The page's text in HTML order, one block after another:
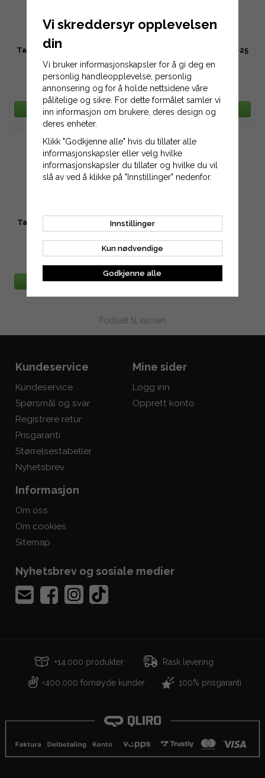
Tannreim HTD 1064-8M-20
884 kr
LEGG TIL HANDLEKURV
Tannreim HTD 1064-8M-25
1 106 kr
LEGG TIL HANDLEKURV
Tannreim HTD 1064-8M-30
1 327 kr
LEGG TIL HANDLEKURV
Fortsett til kassen
Kundeservice
Kundeservice
Spørsmål og svar
Registrere retur
Prisgaranti
Størrelsestabeller
Nyhetsbrev
Mine sider
Logg inn
Opprett konto
Informasjon
Om oss
Om cookies
Sitemap
Nyhetsbrev og sosiale medier
+14.000 produkter Rask levering
+400.000 fornøyde kunder 100% prisgaranti
Vi skreddersyr opplevelsen
din
Vi bruker informasjonskapsler for å gi deg en
personlig handleopplevelse, personlig
annonsering og for å holde nettsidene våre
pålitelige og sikre. For dette formålet samler vi
inn informasjon om brukere, deres design og
deres enheter.
Klikk "Godkjenne alle" hvis du tillater alle
informasjonskapsler eller velg hvilke
informasjonskapsler du tillater og hvilke du vil
slå av ved å klikke på "Innstillinger" nedenfor.
Innstillinger
Kun nødvendige
Godkjenne alle